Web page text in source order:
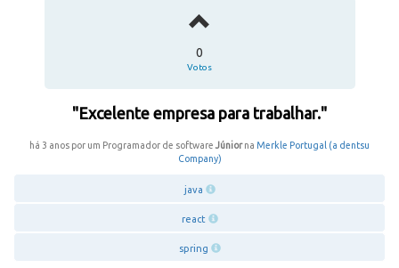
0
Votos
"Excelente empresa para trabalhar."
há 3 anos por um Programador de software Júniorna Merkle Portugal (a dentsu
Company)
java
react
spring